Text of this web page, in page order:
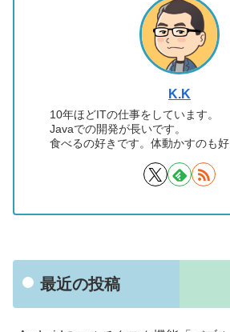
K.K
10年ほどITの仕事をしています。
Javaでの開発が長いです。
食べるの好きです。体動かすのも好
最近の投稿